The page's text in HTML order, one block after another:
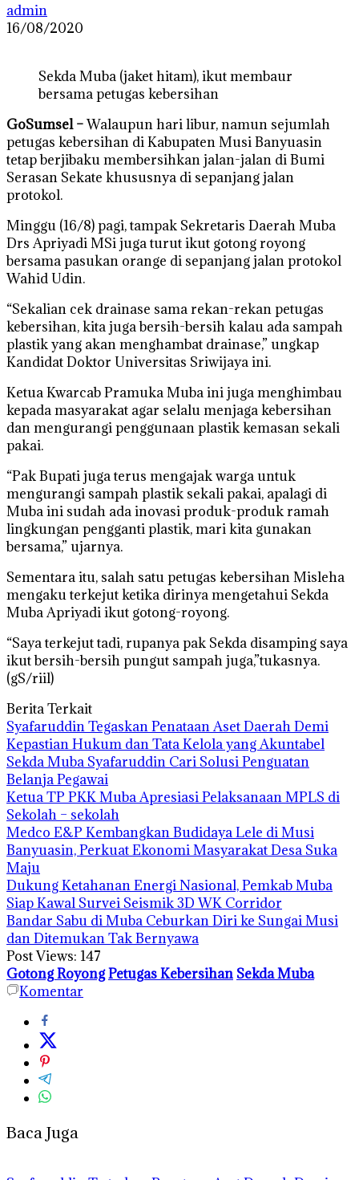
admin
16/08/2020
Sekda Muba (jaket hitam), ikut membaur
bersama petugas kebersihan
GoSumsel –Walaupun hari libur, namun sejumlah
petugas kebersihan di Kabupaten Musi Banyuasin
tetap berjibaku membersihkan jalan-jalan di Bumi
Serasan Sekate khususnya di sepanjang jalan
protokol.
Minggu (16/8) pagi, tampak Sekretaris Daerah Muba
Drs Apriyadi MSi juga turut ikut gotong royong
bersama pasukan orange di sepanjang jalan protokol
Wahid Udin.
“Sekalian cek drainase sama rekan-rekan petugas
kebersihan, kita juga bersih-bersih kalau ada sampah
plastik yang akan menghambat drainase,” ungkap
Kandidat Doktor Universitas Sriwijaya ini.
Ketua Kwarcab Pramuka Muba ini juga menghimbau
kepada masyarakat agar selalu menjaga kebersihan
dan mengurangi penggunaan plastik kemasan sekali
pakai.
“Pak Bupati juga terus mengajak warga untuk
mengurangi sampah plastik sekali pakai, apalagi di
Muba ini sudah ada inovasi produk-produk ramah
lingkungan pengganti plastik, mari kita gunakan
bersama,” ujarnya.
Sementara itu, salah satu petugas kebersihan Misleha
mengaku terkejut ketika dirinya mengetahui Sekda
Muba Apriyadi ikut gotong-royong.
“Saya terkejut tadi, rupanya pak Sekda disamping saya
ikut bersih-bersih pungut sampah juga,”tukasnya.
(gS/riil)
Berita Terkait
Syafaruddin Tegaskan Penataan Aset Daerah Demi
Kepastian Hukum dan Tata Kelola yang Akuntabel
Sekda Muba Syafaruddin Cari Solusi Penguatan
Belanja Pegawai
Ketua TP PKK Muba Apresiasi Pelaksanaan MPLS di
Sekolah – sekolah
Medco E&P Kembangkan Budidaya Lele di Musi
Banyuasin, Perkuat Ekonomi Masyarakat Desa Suka
Maju
Dukung Ketahanan Energi Nasional, Pemkab Muba
Siap Kawal Survei Seismik 3D WK Corridor
Bandar Sabu di Muba Ceburkan Diri ke Sungai Musi
dan Ditemukan Tak Bernyawa
Post Views: 147
Gotong RoyongPetugas Kebersihan Sekda Muba
Komentar
Baca Juga